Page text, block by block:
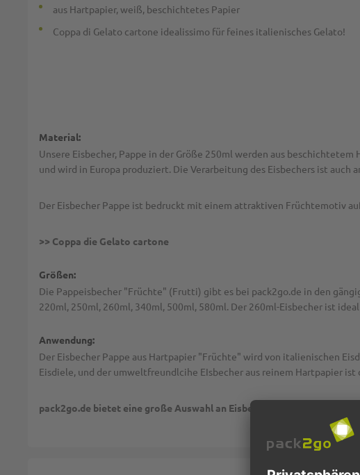
aus Hartpapier, weiß, beschichtetes Papier
Coppa di Gelato cartone idealissimo für feines italienisches Gelato!
Material:
Unsere Eisbecher, Pappe in der Größe 250ml werden aus
und wird in Europa produziert. Die Verarbeitung des Eisbechers ist auch
Der Eisbecher Pappe ist bedruckt mit einem attraktiven Früchtemotiv
>> Coppa die Gelato cartone
Größen:
Die Pappeisbecher "Früchte" (Frutti) gibt es bei pack2go.de in den
220ml, 250ml, 260ml, 340ml, 500ml, 580ml. Der 260ml-Eisbecher ist
Anwendung:
Der Eisbecher Pappe aus Hartpapier "Früchte" wird von italienischen
Eisdiele, und der umweltfreundlcihe EIsbecher aus reinem Hartpapier ist
pack2go.de bietet eine große Auswahl an Eisbechern für den Verkauf